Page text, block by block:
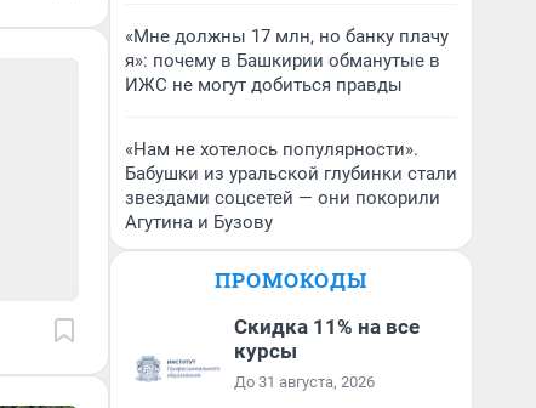
«Мне должны 17 млн, но банку плачу
я»: почему в Башкирии обманутые в
ИЖС не могут добиться правды
«Нам не хотелось популярности».
Бабушки из уральской глубинки стали
звездами соцсетей — они покорили
Агутина и Бузову
ПРОМОКОДЫ
Скидка 11% на все
курсы
До 31 августа, 2026